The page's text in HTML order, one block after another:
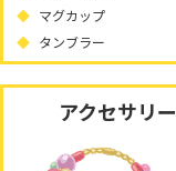
マグカップ
タンブラー
アクセサリー